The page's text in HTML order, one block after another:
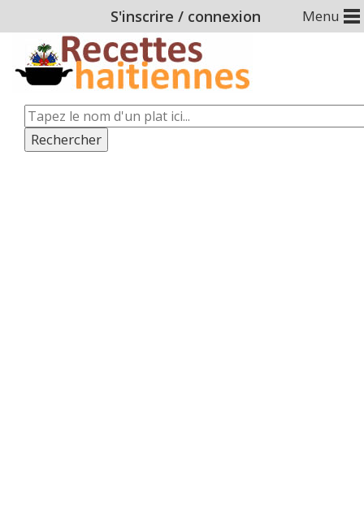
Menu
S'inscrire / connexion
Rechercher